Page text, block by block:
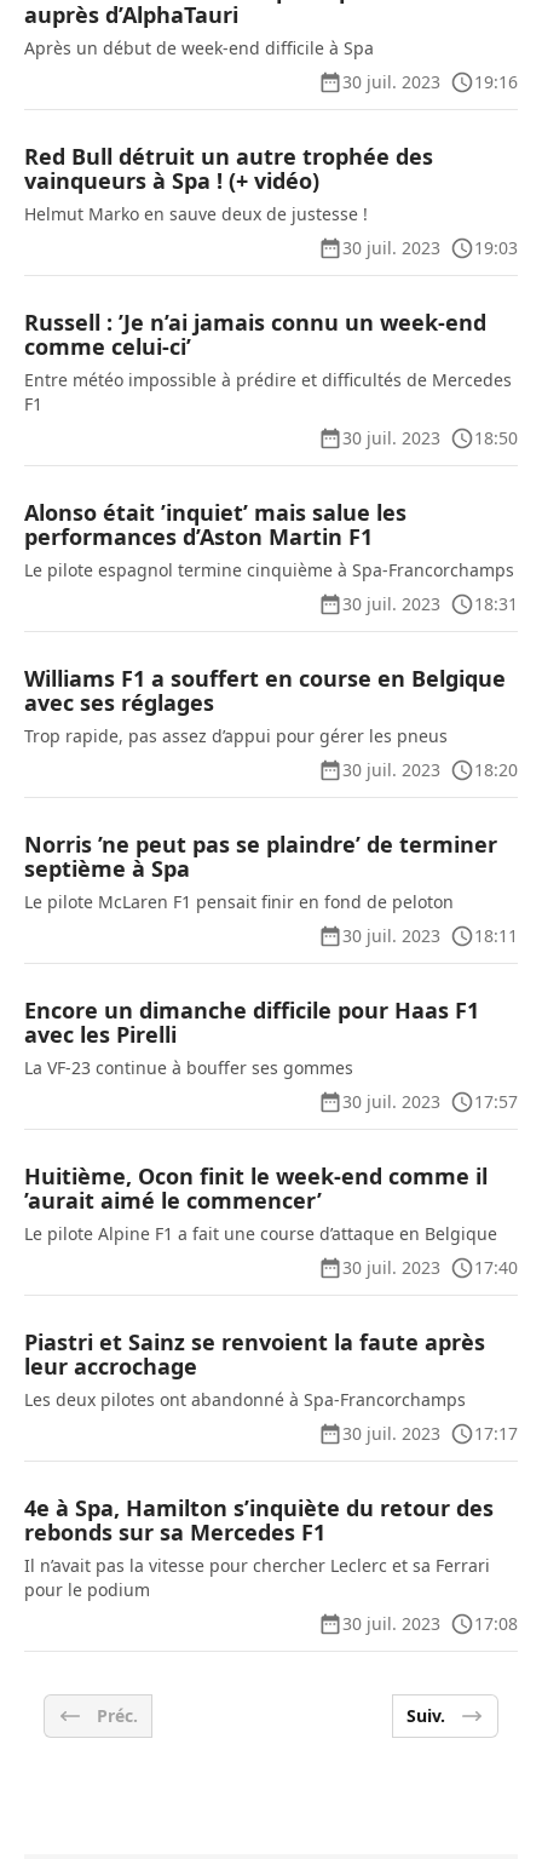
auprès d’AlphaTauri
Après un début de week-end difficile à Spa
30 juil. 2023
19:16
Red Bull détruit un autre trophée des
vainqueurs à Spa ! (+ vidéo)
Helmut Marko en sauve deux de justesse !
30 juil. 2023
19:03
Russell : ’Je n’ai jamais connu un week-end
comme celui-ci’
Entre météo impossible à prédire et difficultés de Mercedes
F1
30 juil. 2023
18:50
Alonso était ’inquiet’ mais salue les
performances d’Aston Martin F1
Le pilote espagnol termine cinquième à Spa-Francorchamps
30 juil. 2023
18:31
Williams F1 a souffert en course en Belgique
avec ses réglages
Trop rapide, pas assez d’appui pour gérer les pneus
30 juil. 2023
18:20
Norris ’ne peut pas se plaindre’ de terminer
septième à Spa
Le pilote McLaren F1 pensait finir en fond de peloton
30 juil. 2023
18:11
Encore un dimanche difficile pour Haas F1
avec les Pirelli
La VF-23 continue à bouffer ses gommes
30 juil. 2023
17:57
Huitième, Ocon finit le week-end comme il
’aurait aimé le commencer’
Le pilote Alpine F1 a fait une course d’attaque en Belgique
30 juil. 2023
17:40
Piastri et Sainz se renvoient la faute après
leur accrochage
Les deux pilotes ont abandonné à Spa-Francorchamps
30 juil. 2023
17:17
4e à Spa, Hamilton s’inquiète du retour des
rebonds sur sa Mercedes F1
Il n’avait pas la vitesse pour chercher Leclerc et sa Ferrari
pour le podium
30 juil. 2023
17:08
Préc. Suiv.